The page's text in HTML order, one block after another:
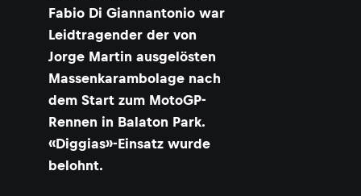
Fabio Di Giannantonio war
Leidtragender der von
Jorge Martin ausgelösten
Massenkarambolage nach
dem Start zum MotoGP-
Rennen in Balaton Park.
«Diggias»-Einsatz wurde
belohnt.